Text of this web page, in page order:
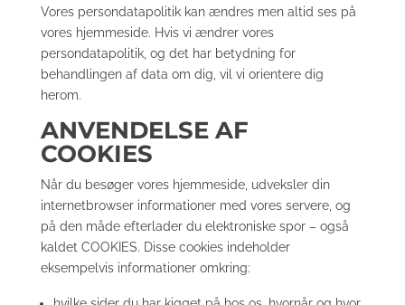
Vores persondatapolitik kan ændres men altid ses på
vores hjemmeside. Hvis vi ændrer vores
persondatapolitik, og det har betydning for
behandlingen af data om dig, vil vi orientere dig
herom.
ANVENDELSE AF
COOKIES
Når du besøger vores hjemmeside, udveksler din
internetbrowser informationer med vores servere, og
på den måde efterlader du elektroniske spor – også
kaldet COOKIES. Disse cookies indeholder
eksempelvis informationer omkring: